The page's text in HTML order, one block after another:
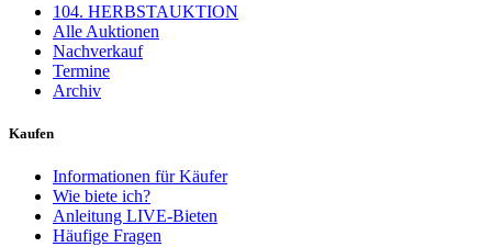
104. HERBSTAUKTION
Alle Auktionen
Nachverkauf
Termine
Archiv
Kaufen
Informationen für Käufer
Wie biete ich?
Anleitung LIVE-Bieten
Häufige Fragen